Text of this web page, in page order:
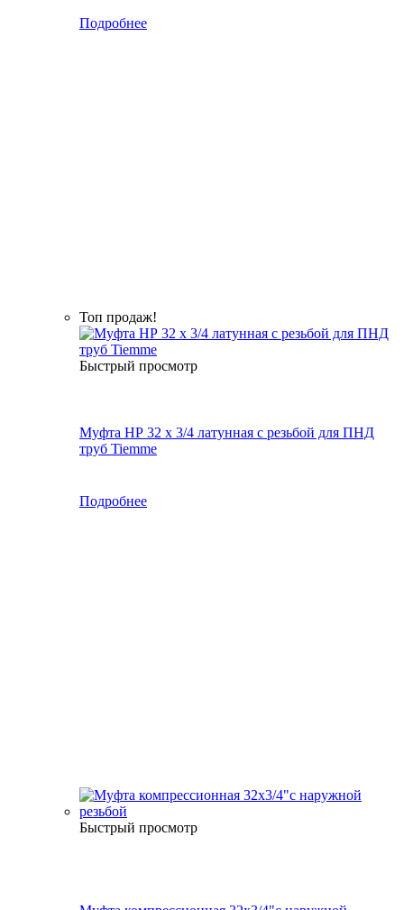
Подробнее
Топ продаж!
Быстрый просмотр
Муфта НР 32 х 3/4 латунная с резьбой для ПНД
труб Tiemme
Подробнее
Быстрый просмотр